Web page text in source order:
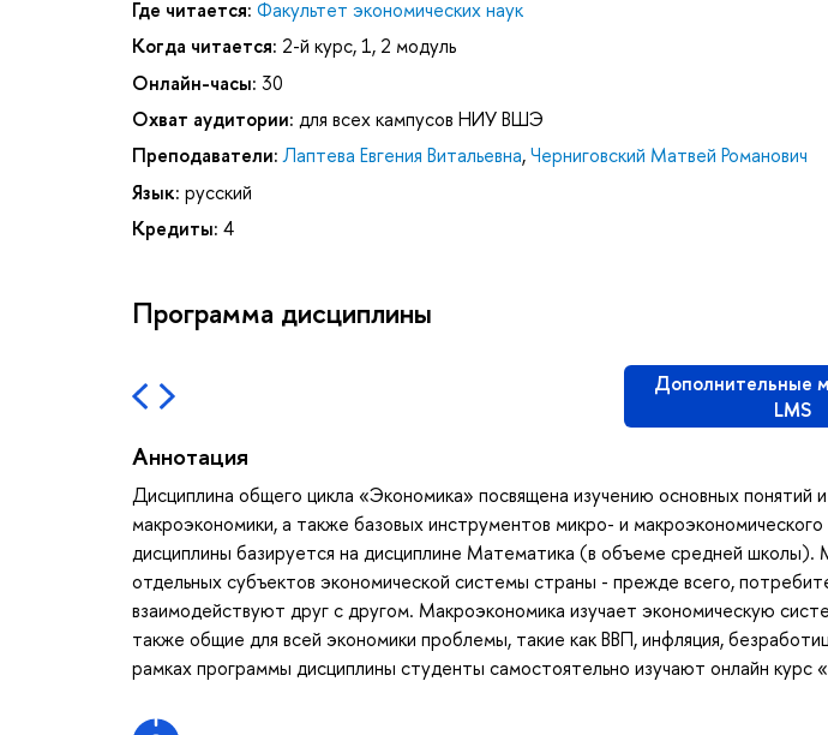
Где читается: Факультет экономических наук
Когда читается: 2-й курс, 1, 2 модуль
Онлайн-часы: 30
Охват аудитории: для всех кампусов НИУ ВШЭ
Преподаватели: Лаптева Евгения Витальевна,Черниговский Матвей Романович
Язык: русский
Кредиты: 4
Программа дисциплины
Дополнительные
LMS
Аннотация
Дисциплина общего цикла «Экономика» посвящена изучению основных понятий
макроэкономики, а также базовых инструментов микро- и макроэкономического
дисциплины базируется на дисциплине Математика (в объеме средней школы).
отдельных субъектов экономической системы страны - прежде всего,
взаимодействуют друг с другом. Макроэкономика изучает экономическую
также общие для всей экономики проблемы, такие как ВВП, инфляция,
рамках программы дисциплины студенты самостоятельно изучают онлайн